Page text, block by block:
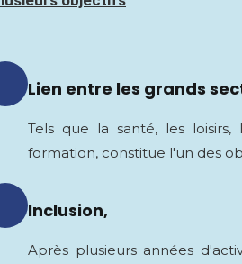
Lien entre les grands
Tels que la santé, les
formation, constitue l'un des
Inclusion,
Après plusieurs années